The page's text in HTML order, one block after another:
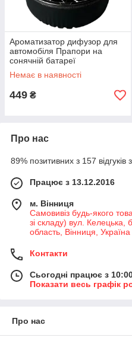
Ароматизатор дифузор для
автомобіля Прапори на
сонячній батареї
Немає в наявності
449 ₴
Про нас
89% позитивних з 157 відгуків
Працює з 13.12.2016
м. Вінниця
Самовивіз будь-якого
зі складу) вул. Келецька,
область, Вінниця, Україна
Контакти
Сьогодні працює з
Показати весь графік
Про нас